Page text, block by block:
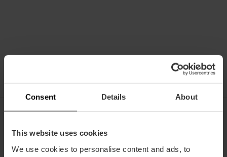
Consent Details About
This website uses cookies
We use cookies to personalise content and ads, to